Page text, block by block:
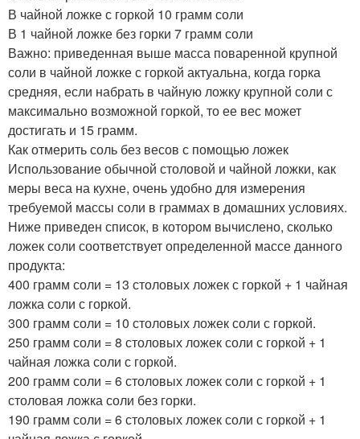
В чайной ложке с горкой 10 грамм соли
В 1 чайной ложке без горки 7 грамм соли
Важно: приведенная выше масса поваренной крупной
соли в чайной ложке с горкой актуальна, когда горка
средняя, если набрать в чайную ложку крупной соли с
максимально возможной горкой, то ее вес может
достигать и 15 грамм.
Как отмерить соль без весов с помощью ложек
Использование обычной столовой и чайной ложки, как
меры веса на кухне, очень удобно для измерения
требуемой массы соли в граммах в домашних условиях.
Ниже приведен список, в котором вычислено, сколько
ложек соли соответствует определенной массе данного
продукта:
400 грамм соли = 13 столовых ложек с горкой + 1 чайная
ложка соли с горкой.
300 грамм соли = 10 столовых ложек соли с горкой.
250 грамм соли = 8 столовых ложек соли с горкой + 1
чайная ложка соли с горкой.
200 грамм соли = 6 столовых ложек соли с горкой + 1
столовая ложка соли без горки.
190 грамм соли = 6 столовых ложек соли с горкой + 1